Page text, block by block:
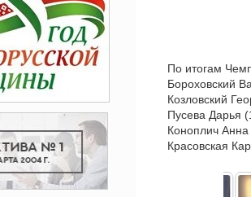
По итогам
Бороховский
Козловский
Пусева Дарья
Коноплич Анна
Красовская